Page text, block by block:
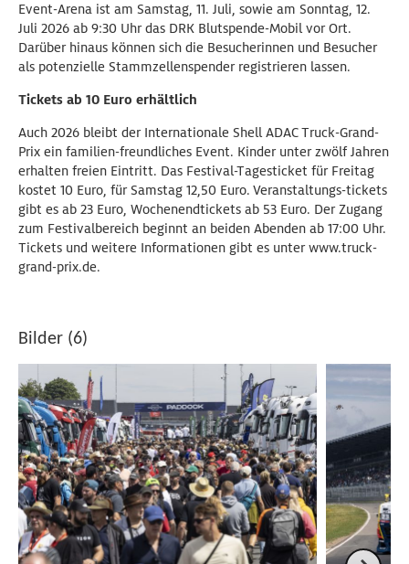
Event-Arena ist am Samstag, 11. Juli, sowie am Sonntag, 12.
Juli 2026 ab 9:30 Uhr das DRK Blutspende-Mobil vor Ort.
Darüber hinaus können sich die Besucherinnen und Besucher
als potenzielle Stammzellenspender registrieren lassen.
Tickets ab 10 Euro erhältlich
Auch 2026 bleibt der Internationale Shell ADAC Truck-Grand-
Prix ein familien-freundliches Event. Kinder unter zwölf Jahren
erhalten freien Eintritt. Das Festival-Tagesticket für Freitag
kostet 10 Euro, für Samstag 12,50 Euro. Veranstaltungs-tickets
gibt es ab 23 Euro, Wochenendtickets ab 53 Euro. Der Zugang
zum Festivalbereich beginnt an beiden Abenden ab 17:00 Uhr.
Tickets und weitere Informationen gibt es unter www.truck-
grand-prix.de.
Bilder (6)